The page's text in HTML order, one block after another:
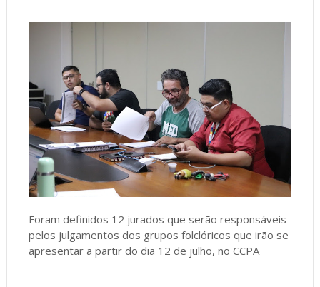
Foram definidos 12 jurados que serão responsáveis
pelos julgamentos dos grupos folclóricos que irão se
apresentar a partir do dia 12 de julho, no CCPA